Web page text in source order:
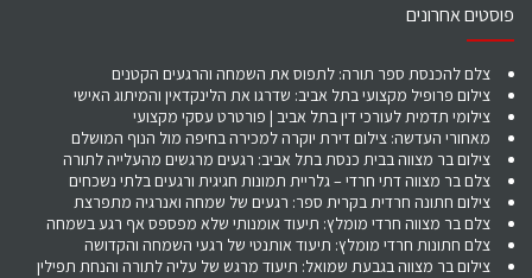
פוסטים אחרונים
צלם להכנסת ספר תורה: לתפוס את השמחה והרגעים הקטנים
צילום פרופיל מקצועי בתל אביב: שדרגו את הלינקדאין והמיתוג האישי
צילומי תדמית לעורכי דין בתל אביב | פורטרט עסקי מקצועי
מאחורי העדשה: צילום דירת יוקרה למכירה בחיפה מול הנוף המושלם
צילום בר מצווה בבית כנסת בתל אביב: רגעים מרגשים מהעלייה לתורה
צלם בר מצווה דתי חרדי – גלריית תמונות חגיגית ורגעים בלתי נשכחים
צילום חתונה חרדית בקרית ספר: רגעים של שמחה ואנרגיה מתפרצת
צלם בר מצווה חרדי מומלץ: תיעוד אומנותי שלא מפספס אף רגע בשמחה
צלם חתונות חרדי מומלץ: תיעוד אותנטי של רגעי השמחה והקדושה
צילום בר מצווה בגבעת שמואל: תיעוד מרגש של עליה לתורה והנחת תפילין